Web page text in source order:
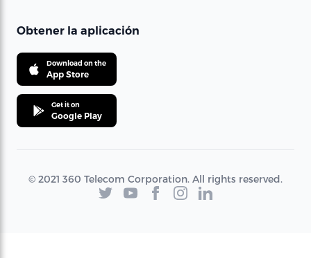
Obtener la aplicación
Download on the
App Store
Get it on
Google Play
© 2021 360 Telecom Corporation. All rights reserved.